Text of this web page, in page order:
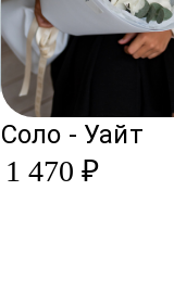
Соло - Уайт
1 470 ₽